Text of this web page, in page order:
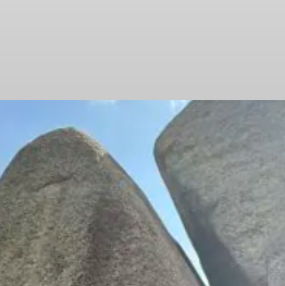
ウェイがありますが、取材自体は